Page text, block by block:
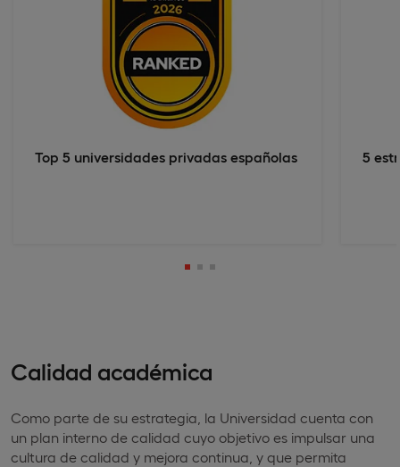
Top 5 universidades privadas españolas 5
Calidad académica
Como parte de su estrategia, la Universidad cuenta con
un plan interno de calidad cuyo objetivo es impulsar una
cultura de calidad y mejora continua, y que permita